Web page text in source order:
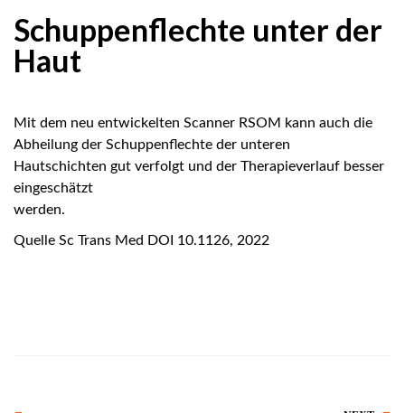
Schuppenflechte unter der
Haut
Mit dem neu entwickelten Scanner RSOM kann auch die
Abheilung der Schuppenflechte der unteren
Hautschichten gut verfolgt und der Therapieverlauf besser
eingeschätzt
werden.
Quelle Sc Trans Med DOI 10.1126, 2022